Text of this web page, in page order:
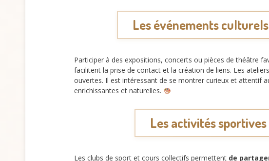
Les événements
Participer à des expositions, concerts ou pièces de théâtre
facilitent la prise de contact et la création de liens. Les
ouvertes. Il est intéressant de se montrer curieux et attentif
enrichissantes et naturelles.
Les activités
Les clubs de sport et cours collectifs permettent de